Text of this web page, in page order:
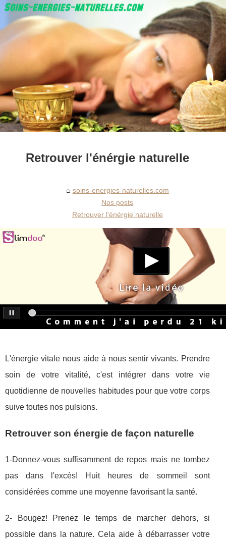
Retrouver l'énérgie naturelle
soins-energies-naturelles.com
Nos posts
Retrouver l'énérgie naturelle
L'énergie vitale nous aide à nous sentir vivants. Prendre
soin de votre vitalité, c'est intégrer dans votre vie
quotidienne de nouvelles habitudes pour que votre corps
suive toutes nos pulsions.
Retrouver son énergie de façon naturelle
1-Donnez-vous suffisamment de repos mais ne tombez
pas dans l'excès! Huit heures de sommeil sont
considérées comme une moyenne favorisant la santé.
2- Bougez! Prenez le temps de marcher dehors, si
possible dans la nature. Cela aide à débarrasser votre